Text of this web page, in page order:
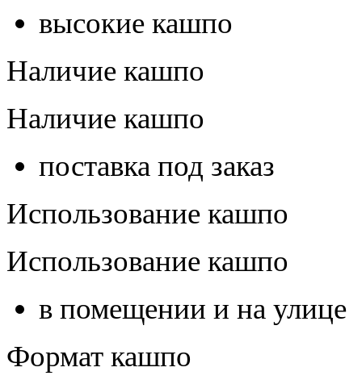
высокие кашпо
Наличие кашпо
Наличие кашпо
поставка под заказ
Использование кашпо
Использование кашпо
в помещении и на улице
Формат кашпо